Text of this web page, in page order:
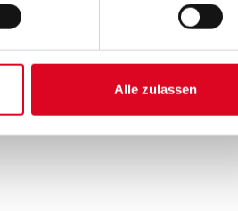
Alle zulassen
und Fähigkeiten beim